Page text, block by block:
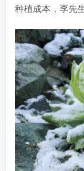
种植成本，李先